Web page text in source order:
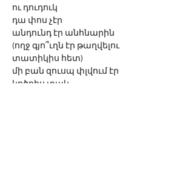
ու դուդուկ
դա փոս չէր
անդունդ էր անհնարին
(ողջ գյո՞ւղն էր թաղվելու
տատիկիս հետ)
մի բան զուսպ փլվում էր
կրծքիս տակ